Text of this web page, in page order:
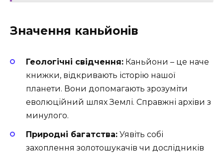
Значення каньйонів
Геологічні свідчення: Каньйони – це наче
книжки, відкривають історію нашої
планети. Вони допомагають зрозуміти
еволюційний шлях Землі. Справжні архіви з
минулого.
Природні багатства: Уявіть собі
захоплення золотошукачів чи дослідників